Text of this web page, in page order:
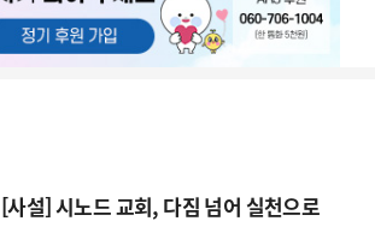
[사설] 시노드 교회, 다짐 넘어 실천으로